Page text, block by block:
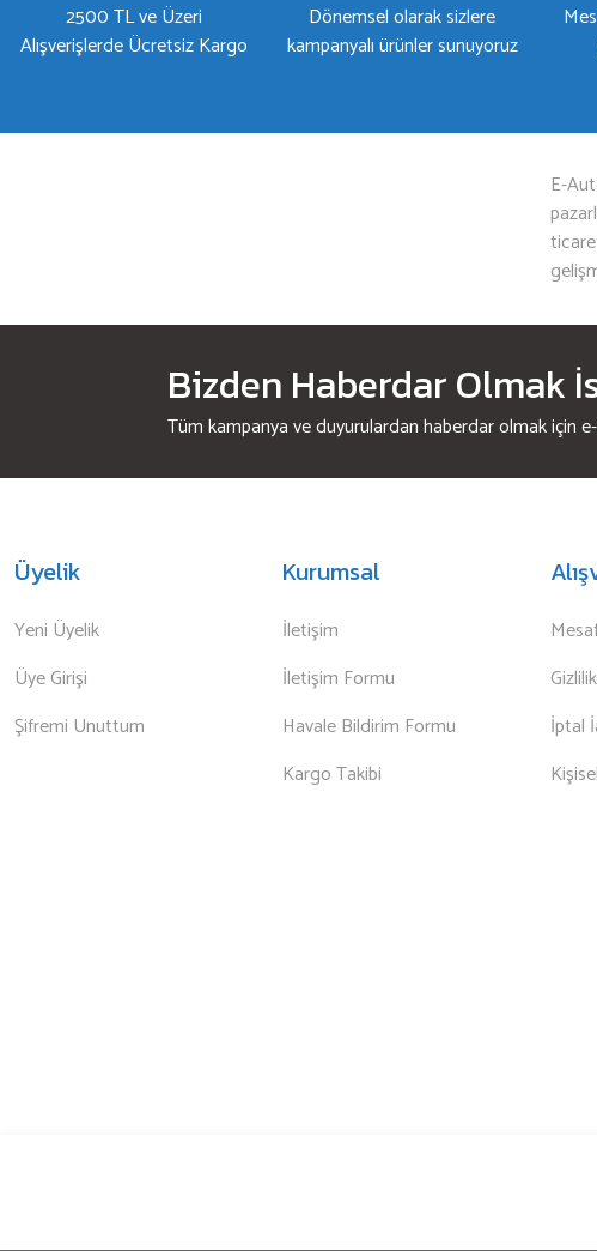
2500 TL ve Üzeri
Alışverişlerde Ücretsiz Kargo
Dönemsel olarak sizlere
kampanyalı ürünler sunuyoruz
E-
Bizden Haberdar Olmak
Tüm kampanya ve duyurulardan haberdar olmak için
Üyelik
Yeni Üyelik
Üye Girişi
Şifremi Unuttum
Kurumsal
İletişim
İletişim Formu
Havale Bildirim Formu
Kargo Takibi
İptal